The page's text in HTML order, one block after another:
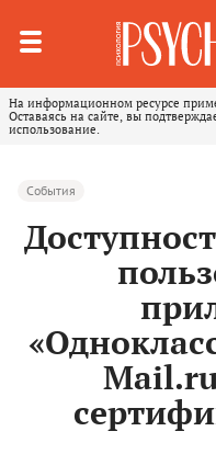
На информационном ресурсе
Оставаясь на сайте, вы
использование.
События